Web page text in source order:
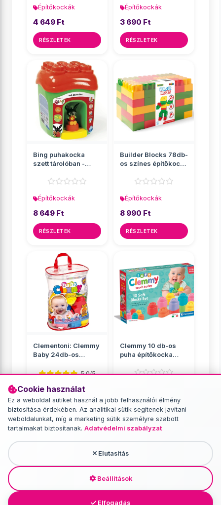
Cookie használat
Ez a weboldal sütiket használ a jobb felhasználói élmény
biztosítása érdekében. Az analitikai sütik segítenek javítani
weboldalunkat, míg a marketing sütik személyre szabott
tartalmakat biztosítanak. Adatvédelmi szabályzat
Elutasítás
Beállítások
Elfogadás
Építőkockák
4 649 Ft
RÉSZLETEK
Építőkockák
3 690 Ft
RÉSZLETEK
Bing puhakocka
szett tárolóban -
Építőkockák
8 649 Ft
RÉSZLETEK
Builder Blocks 78db-
os színes építőkocka
Építőkockák
8 990 Ft
RÉSZLETEK
Clementoni: Clemmy
Baby 24db-os
5.0/5
Építőkockák
5 849 Ft
RÉSZLETEK
Clemmy 10 db-os
puha építőkocka
3 549 Ft
RÉSZLETEK
További termékek - Építőkockák